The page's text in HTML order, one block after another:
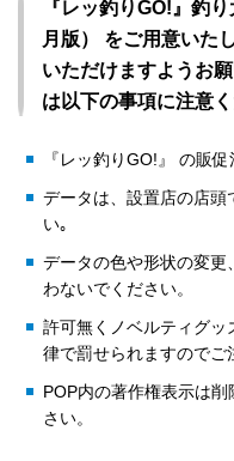
『レッ釣りGO!』釣
月版） をご用意いた
いただけますようお
は以下の事項に注意く
『レッ釣りGO!』 の販
データは、設置店の店頭
い｡
データの色や形状の変
わないでください。
許可無くノベルティグ
律で罰せられますのでご
POP内の著作権表示は
さい。